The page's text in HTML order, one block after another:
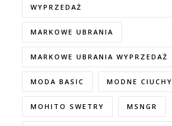
WYPRZEDAŻ
MARKOWE UBRANIA
MARKOWE UBRANIA WYPRZEDAŻ
MODA BASIC MODNE CIUCHY
MOHITO SWETRY MSNGR